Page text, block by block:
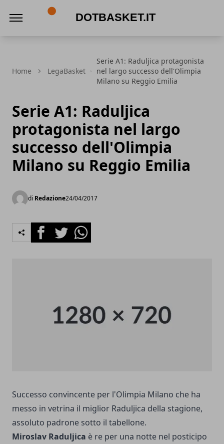
Home LegaBasket
Serie A1: Raduljica protagonista
nel largo successo dell'Olimpia
Milano su Reggio Emilia
Serie A1: Raduljica
protagonista nel largo
successo dell'Olimpia
Milano su Reggio Emilia
di Redazione24/04/2017
FacebookTwitterWhatsapp
Successo convincente per l'Olimpia Milano che ha
messo in vetrina il miglior Raduljica della stagione,
assoluto padrone sotto il tabellone.
Miroslav Raduljica è re per una notte nel posticipo